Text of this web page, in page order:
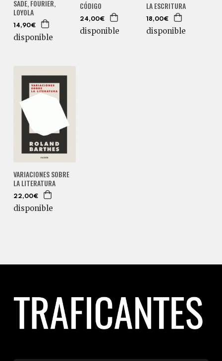
SADE, FOURIER,
LOYOLA
14,90€
disponible
CÓDIGO
24,00€
disponible
LA ESCRITURA
18,00€
disponible
VARIACIONES SOBRE
LA LITERATURA
22,00€
disponible